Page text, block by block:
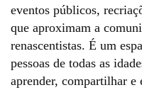
eventos públicos,
que aproximam a
renascentistas. É um
pessoas de todas as
aprender, compartilhar e